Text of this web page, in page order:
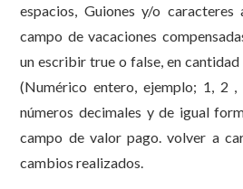
espacios, Guiones y/o
campo de vacaciones
un escribir true o false, en
(Numérico entero, ejemplo; 1, 2
números decimales y de igual
campo de valor pago. volver a
cambios realizados.